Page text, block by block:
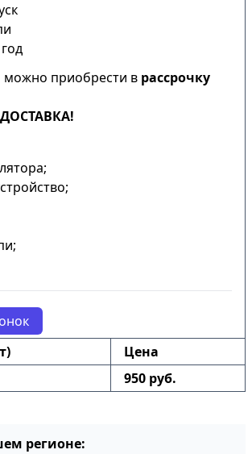
можно приобрести в рассрочку
Цена
950 руб.
регионе: